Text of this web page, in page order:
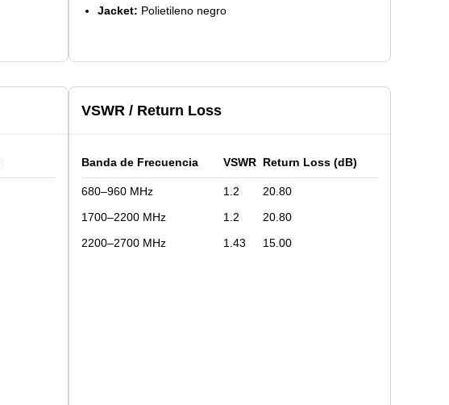
Jacket: Polietileno negro
VSWR / Return Loss
Banda de Frecuencia VSWR Return Loss (dB)
680–960 MHz 1.2
20.80
1700–2200 MHz
1.2
20.80
2200–2700 MHz
1.43 15.00